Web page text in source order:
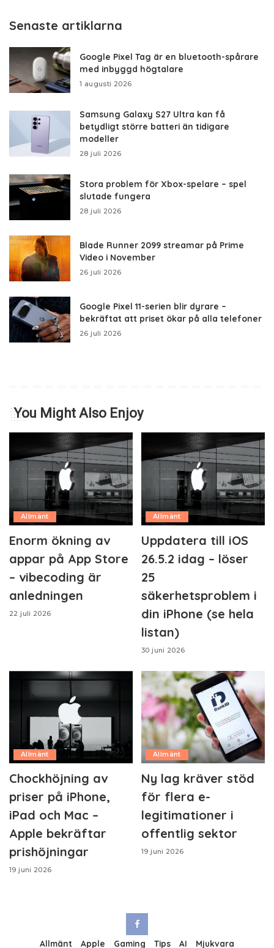
Senaste artiklarna
Google Pixel Tag är en bluetooth-spårare
med inbyggd högtalare
1 augusti 2026
Samsung Galaxy S27 Ultra kan få
betydligt större batteri än tidigare
modeller
28 juli 2026
Stora problem för Xbox-spelare – spel
slutade fungera
28 juli 2026
Blade Runner 2099 streamar på Prime
Video i November
26 juli 2026
Google Pixel 11-serien blir dyrare –
bekräftat att priset ökar på alla telefoner
26 juli 2026
You Might Also Enjoy
Allmänt
Enorm ökning av
appar på App Store
– vibecoding är
anledningen
22 juli 2026
Allmänt
Uppdatera till iOS
26.5.2 idag – löser
25
säkerhetsproblem i
din iPhone (se hela
listan)
30 juni 2026
Allmänt
Chockhöjning av
priser på iPhone,
iPad och Mac –
Apple bekräftar
prishöjningar
19 juni 2026
Allmänt
Ny lag kräver stöd
för flera e-
legitimationer i
offentlig sektor
19 juni 2026
Allmänt Apple Gaming Tips AI Mjukvara